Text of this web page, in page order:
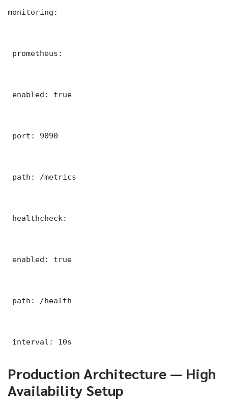
monitoring:
prometheus:
enabled: true
port: 9090
path: /metrics
healthcheck:
enabled: true
path: /health
interval: 10s
Production Architecture — High
Availability Setup